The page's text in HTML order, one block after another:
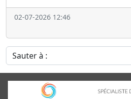
02-07-2026 12:46
Sauter à :